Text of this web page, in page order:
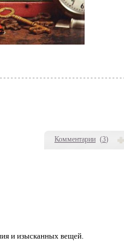
Комментарии (3)
и изысканных вещей.